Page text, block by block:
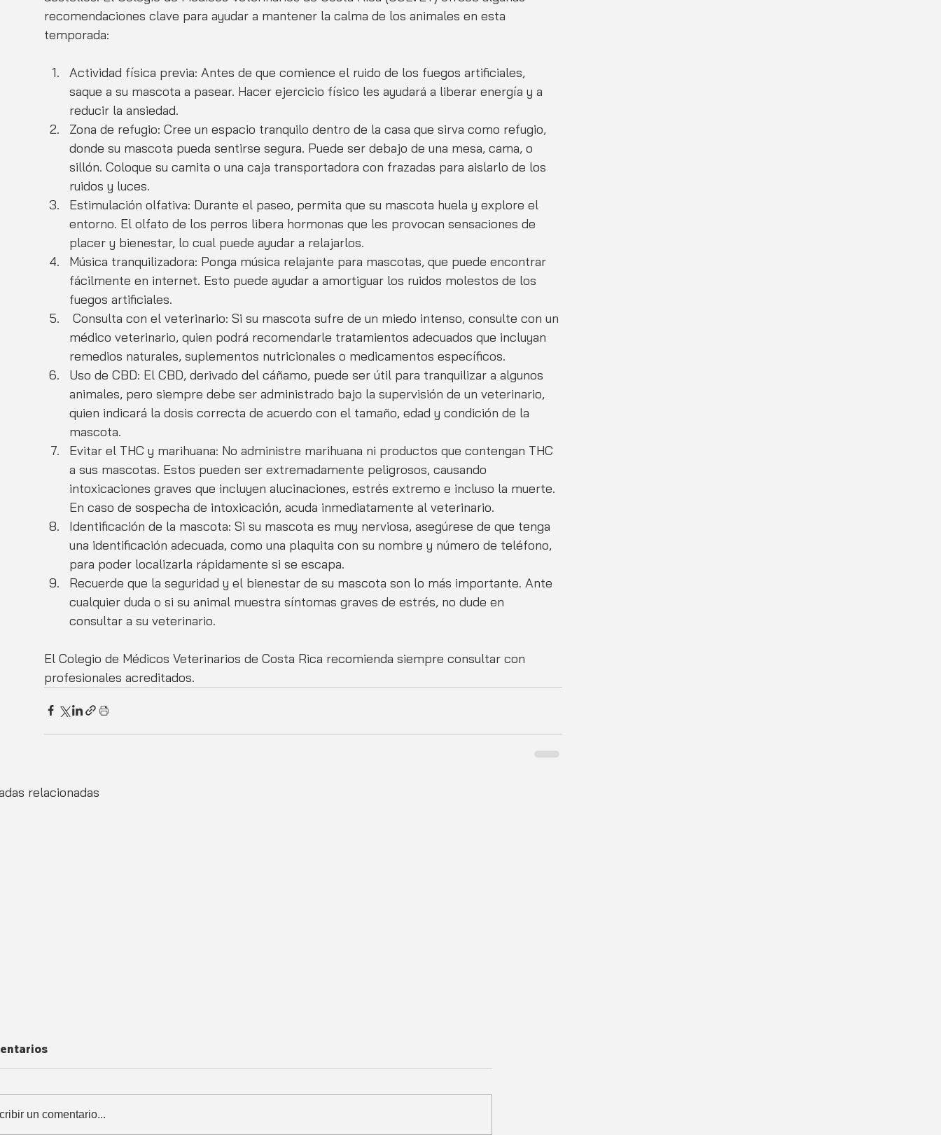
recomendaciones clave para ayudar a mantener la calma de los animales en esta
temporada:
Actividad física previa: Antes de que comience el ruido de los fuegos artificiales,
saque a su mascota a pasear. Hacer ejercicio físico les ayudará a liberar energía y a
reducir la ansiedad.
Zona de refugio: Cree un espacio tranquilo dentro de la casa que sirva como refugio,
donde su mascota pueda sentirse segura. Puede ser debajo de una mesa, cama, o
sillón. Coloque su camita o una caja transportadora con frazadas para aislarlo de los
ruidos y luces.
Estimulación olfativa: Durante el paseo, permita que su mascota huela y explore el
entorno. El olfato de los perros libera hormonas que les provocan sensaciones de
placer y bienestar, lo cual puede ayudar a relajarlos.
Música tranquilizadora: Ponga música relajante para mascotas, que puede encontrar
fácilmente en internet. Esto puede ayudar a amortiguar los ruidos molestos de los
fuegos artificiales.
médico veterinario, quien podrá recomendarle tratamientos adecuados que incluyan
remedios naturales, suplementos nutricionales o medicamentos específicos.
Uso de CBD: El CBD, derivado del cáñamo, puede ser útil para tranquilizar a algunos
animales, pero siempre debe ser administrado bajo la supervisión de un veterinario,
quien indicará la dosis correcta de acuerdo con el tamaño, edad y condición de la
mascota.
Evitar el THC y marihuana: No administre marihuana ni productos que contengan THC
a sus mascotas. Estos pueden ser extremadamente peligrosos, causando
intoxicaciones graves que incluyen alucinaciones, estrés extremo e incluso la muerte.
En caso de sospecha de intoxicación, acuda inmediatamente al veterinario.
Identificación de la mascota: Si su mascota es muy nerviosa, asegúrese de que tenga
una identificación adecuada, como una plaquita con su nombre y número de teléfono,
para poder localizarla rápidamente si se escapa.
Recuerde que la seguridad y el bienestar de su mascota son lo más importante. Ante
cualquier duda o si su animal muestra síntomas graves de estrés, no dude en
consultar a su veterinario.
El Colegio de Médicos Veterinarios de Costa Rica recomienda siempre consultar con
profesionales acreditados.
relacionadas
un comentario...